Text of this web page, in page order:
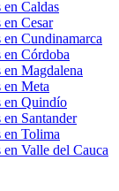
en Caldas
en Cesar
en Cundinamarca
en Córdoba
en Magdalena
en Meta
en Quindío
Santander
en Tolima
en Valle del Cauca